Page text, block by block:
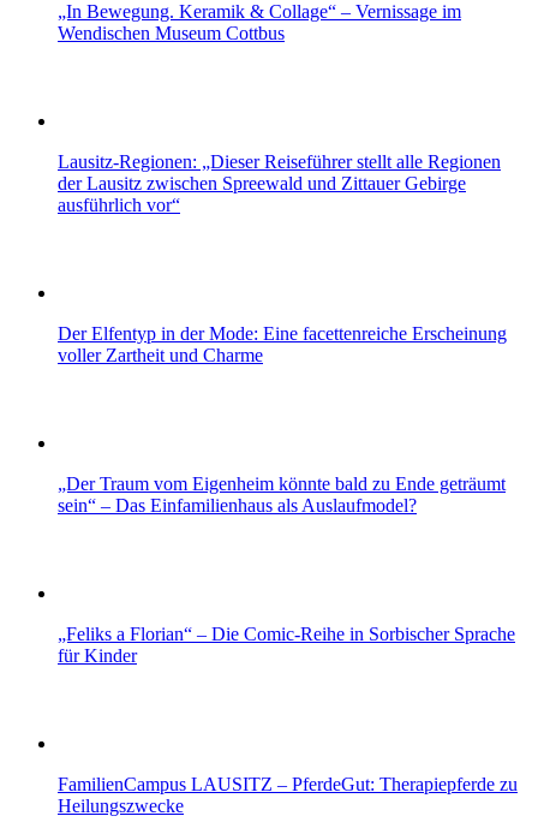
„In Bewegung. Keramik & Collage“ – Vernissage im
Wendischen Museum Cottbus
Lausitz-Regionen: „Dieser Reiseführer stellt alle Regionen
der Lausitz zwischen Spreewald und Zittauer Gebirge
ausführlich vor“
Der Elfentyp in der Mode: Eine facettenreiche Erscheinung
voller Zartheit und Charme
„Der Traum vom Eigenheim könnte bald zu Ende geträumt
sein“ – Das Einfamilienhaus als Auslaufmodel?
„Feliks a Florian“ – Die Comic-Reihe in Sorbischer Sprache
für Kinder
FamilienCampus LAUSITZ – PferdeGut: Therapiepferde zu
Heilungszwecke